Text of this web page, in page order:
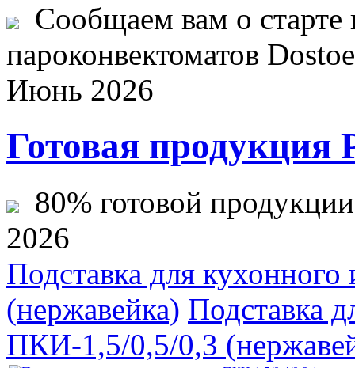
Сообщаем вам о старте
пароконвектоматов
Июнь 2026
Готовая продукция
80% готовой
2026
Подставка для
(нержавейка) Подставка
ПКИ-1,5/0,5/0,3